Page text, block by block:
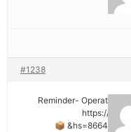
#1238
📦 Reminder- Operation
https://